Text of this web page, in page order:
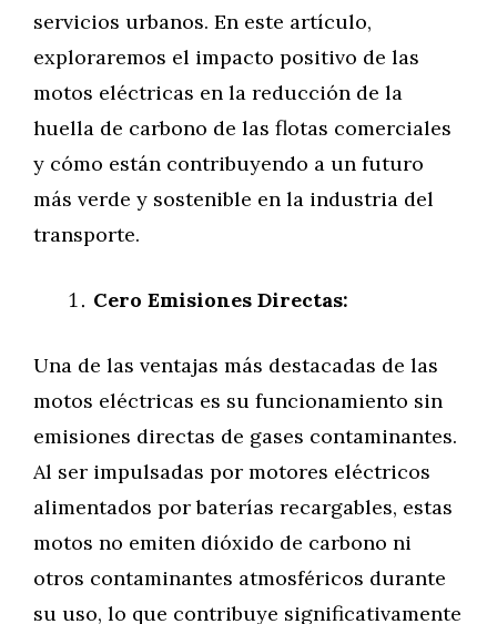
servicios urbanos. En este artículo,
exploraremos el impacto positivo de las
motos eléctricas en la reducción de la
huella de carbono de las flotas comerciales
y cómo están contribuyendo a un futuro
más verde y sostenible en la industria del
transporte.
Cero Emisiones Directas:
Una de las ventajas más destacadas de las
motos eléctricas es su funcionamiento sin
emisiones directas de gases contaminantes.
Al ser impulsadas por motores eléctricos
alimentados por baterías recargables, estas
motos no emiten dióxido de carbono ni
otros contaminantes atmosféricos durante
su uso, lo que contribuye significativamente